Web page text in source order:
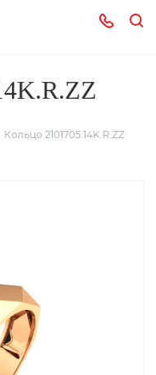
Кольцо 2101705.14K.R.ZZ